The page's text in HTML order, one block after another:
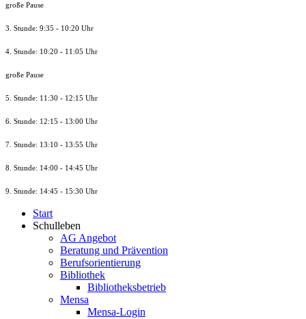
große Pause
3. Stunde: 9:35 - 10:20 Uhr
4. Stunde: 10:20 - 11:05 Uhr
große Pause
5. Stunde: 11:30 - 12:15 Uhr
6. Stunde: 12:15 - 13:00 Uhr
7. Stunde: 13:10 - 13:55 Uhr
8. Stunde: 14:00 - 14:45 Uhr
9. Stunde: 14:45 - 15:30 Uhr
Start
Schulleben
AG Angebot
Beratung und Prävention
Berufsorientierung
Bibliothek
Bibliotheksbetrieb
Mensa
Mensa-Login